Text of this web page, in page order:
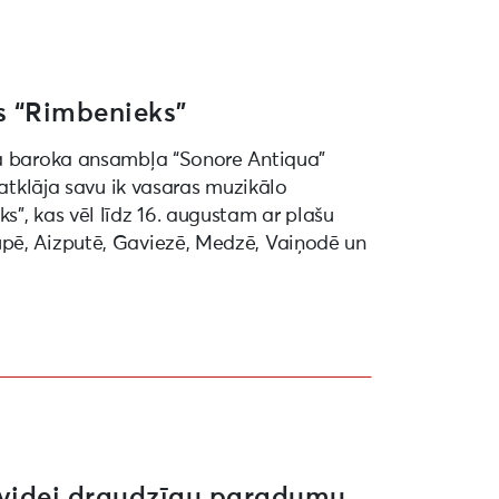
ansambļa “Sonore Antiqua”
savu ik vasaras muzikālo
kas vēl līdz 16. augustam ar plašu
Aizputē, Gaviezē, Medzē, Vaiņodē un